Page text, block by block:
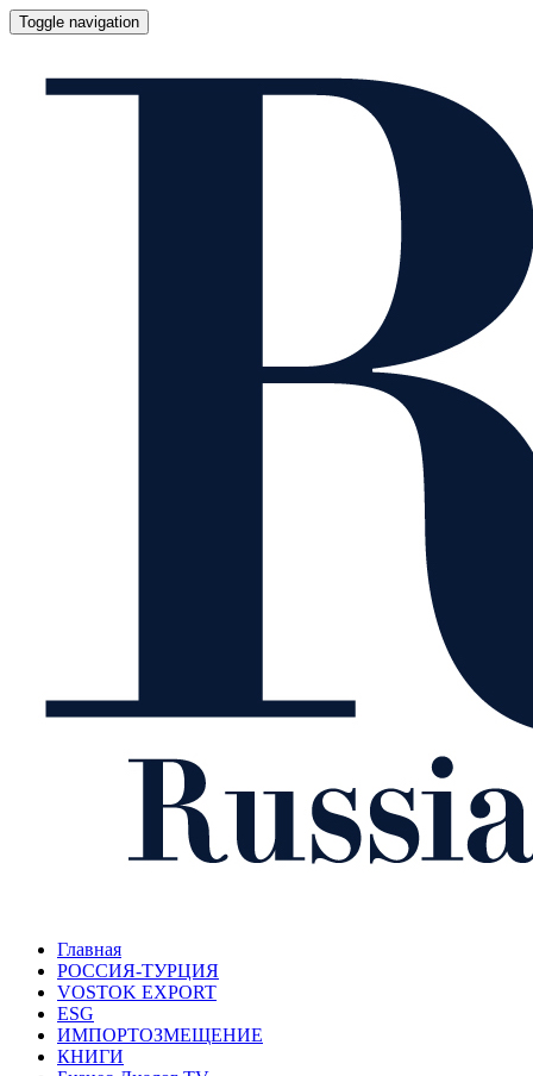
Toggle navigation
Главная
РОССИЯ-ТУРЦИЯ
VOSTOK EXPORT
ESG
ИМПОРТОЗМЕЩЕНИЕ
КНИГИ